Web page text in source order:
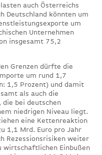
auch Österreichs
Deutschland könnten um
um
Unternehmen
insgesamt 75,2
Grenzen dürfte die
um rund 1,7
1,5 Prozent) und damit
als auch die
bei deutschen
niedrigen Niveau liegt.
eine Kettenreaktion
1,1 Mrd. Euro pro Jahr
Rezessionsrisiken weiter
wirtschaftlichen Einbußen